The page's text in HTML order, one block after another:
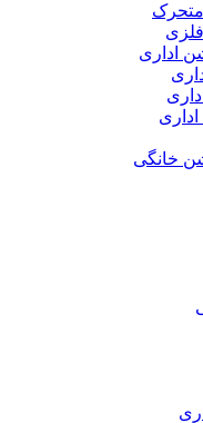
متحرک
اداری
خانگی